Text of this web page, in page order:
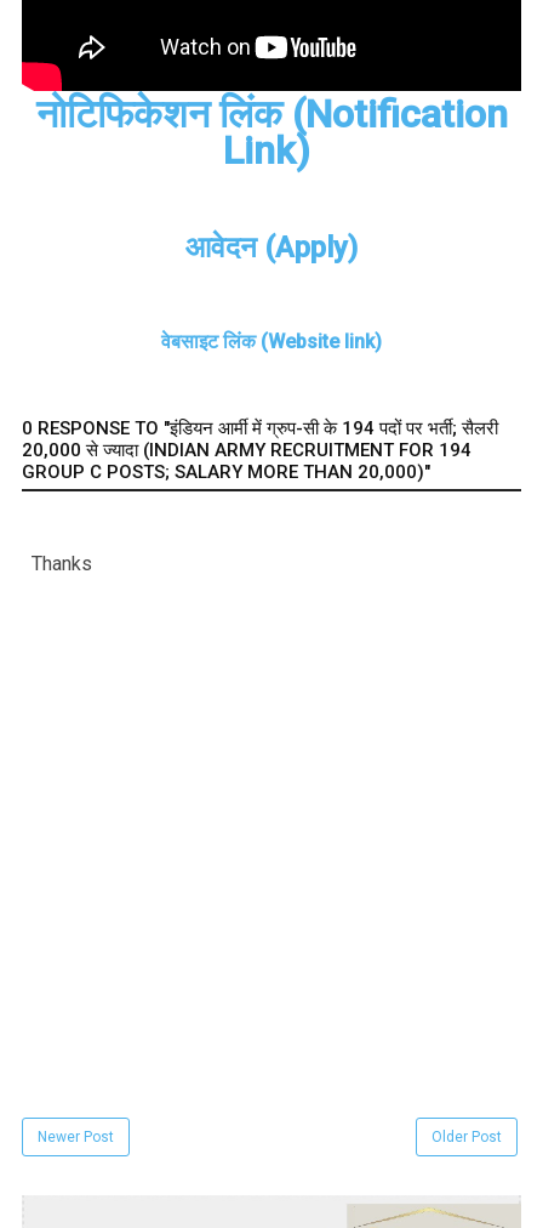
नोटिफिकेशन लिंक (Notification
Link)
आवेदन (Apply)
वेबसाइट लिंक (Website link)
0 RESPONSE TO "इंडियन आर्मी में ग्रुप-सी के 194 पदों पर भर्ती; सैलरी
20,000 से ज्यादा (INDIAN ARMY RECRUITMENT FOR 194
GROUP C POSTS; SALARY MORE THAN 20,000)"
Thanks
Newer Post Older Post